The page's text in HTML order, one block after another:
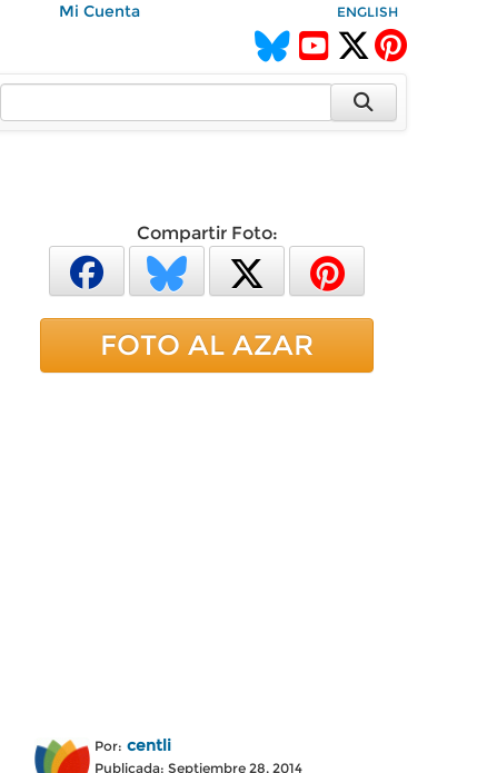
Mi Cuenta ENGLISH
Compartir Foto:
FOTO AL AZAR
Por: centli
Publicada: Septiembre 28, 2014